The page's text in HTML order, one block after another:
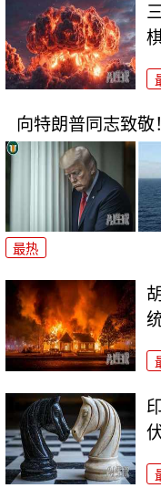
向特朗普同志致敬
最热